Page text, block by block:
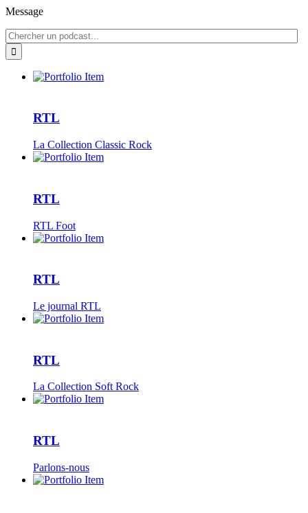
Message
RTL
La Collection Classic Rock
RTL
RTL Foot
RTL
Le journal RTL
RTL
La Collection Soft Rock
RTL
Parlons-nous